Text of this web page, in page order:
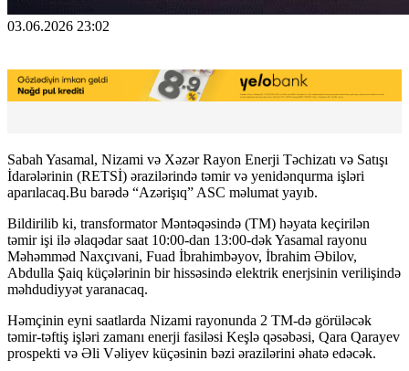
03.06.2026 23:02
Sabah Yasamal, Nizami və Xəzər Rayon Enerji Təchizatı və Satışı
İdarələrinin (RETSİ) ərazilərində təmir və yenidənqurma işləri
aparılacaq.Bu barədə “Azərişıq” ASC məlumat yayıb.
Bildirilib ki, transformator Məntəqəsində (TM) həyata keçirilən
təmir işi ilə əlaqədar saat 10:00-dan 13:00-dək Yasamal rayonu
Məhəmməd Naxçıvani, Fuad İbrahimbəyov, İbrahim Əbilov,
Abdulla Şaiq küçələrinin bir hissəsində elektrik enerjsinin verilişində
məhdudiyyət yaranacaq.
Həmçinin eyni saatlarda Nizami rayonunda 2 TM-də görüləcək
təmir-təftiş işləri zamanı enerji fasiləsi Keşlə qəsəbəsi, Qara Qarayev
prospekti və Əli Vəliyev küçəsinin bəzi ərazilərini əhatə edəcək.